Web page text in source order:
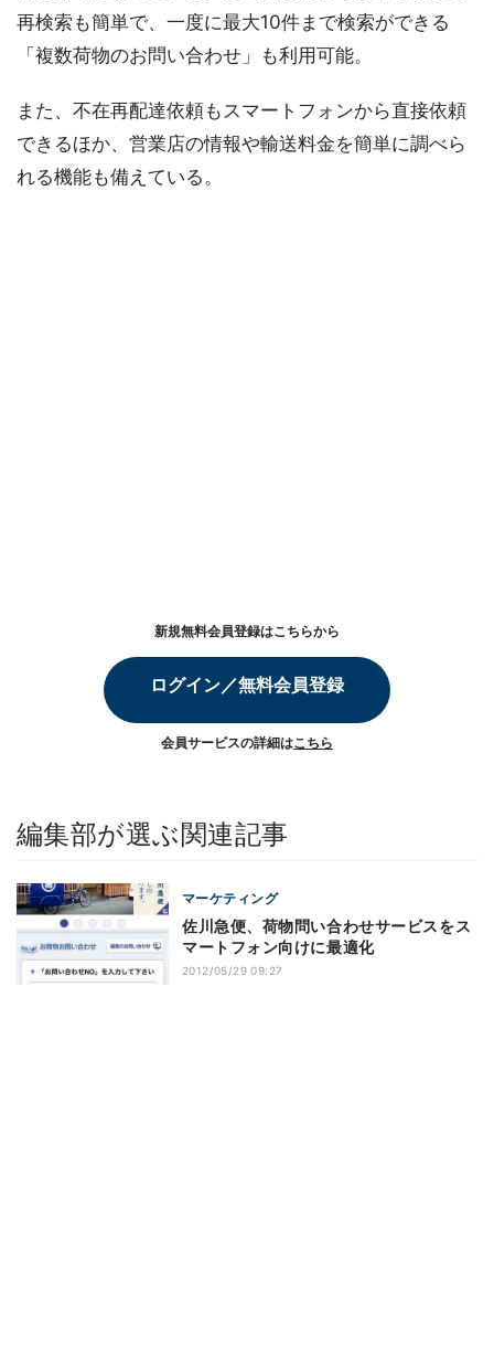
再検索も簡単で、一度に最大10件まで検索ができる
「複数荷物のお問い合わせ」も利用可能。
また、不在再配達依頼もスマートフォンから直接依頼
できるほか、営業店の情報や輸送料金を簡単に調べら
れる機能も備えている。
新規無料会員登録はこちらから
ログイン／無料会員登録
会員サービスの詳細はこちら
編集部が選ぶ関連記事
マーケティング
佐川急便、荷物問い合わせサービスをス
マートフォン向けに最適化
2012/05/29 09:27